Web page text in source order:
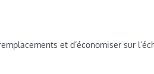
et d’économiser sur